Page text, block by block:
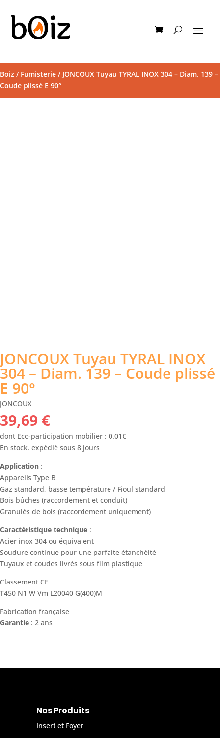
Boiz / Fumisterie / JONCOUX Tuyau TYRAL INOX 304 – Diam. 139 –
Coude plissé E 90°
JONCOUX Tuyau TYRAL INOX
304 – Diam. 139 – Coude plissé
E 90°
JONCOUX
39,69 €
dont Eco-participation mobilier : 0.01€
En stock, expédié sous 8 jours
Application :
Appareils Type B
Gaz standard, basse température / Fioul standard
Bois bûches (raccordement et conduit)
Granulés de bois (raccordement uniquement)
Caractéristique technique :
Acier inox 304 ou équivalent
Soudure continue pour une parfaite étanchéité
Tuyaux et coudes livrés sous film plastique
Classement CE
T450 N1 W Vm L20040 G(400)M
Fabrication française
Garantie : 2 ans
Nos Produits
Insert et Foyer